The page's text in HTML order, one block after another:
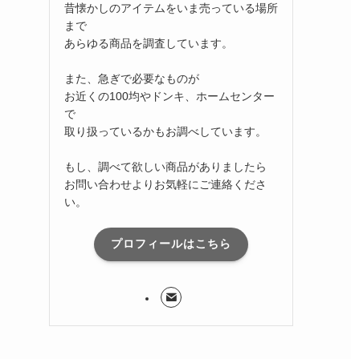
昔懐かしのアイテムをいま売っている場所
まで
あらゆる商品を調査しています。
また、急ぎで必要なものが
お近くの100均やドンキ、ホームセンター
で
取り扱っているかもお調べしています。
もし、調べて欲しい商品がありましたら
お問い合わせよりお気軽にご連絡くださ
い。
プロフィールはこちら